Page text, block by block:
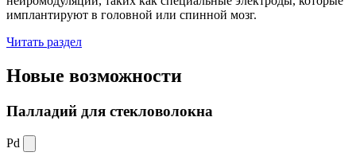
имплантируют в головной или спинной мозг.
Читать раздел
Новые возможности
Палладий для стекловолокна
Pd